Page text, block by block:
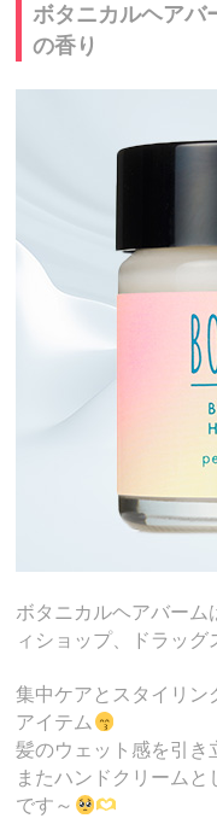
ボタニカルヘアバ
の香り
ボタニカルヘアバーム
ィショップ、ドラッ
集中ケアとスタイリン
アイテム
髪のウェット感を引き
またハンドクリーム
です～